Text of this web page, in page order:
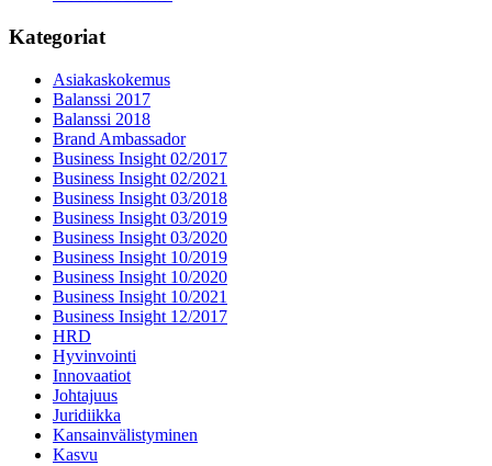
Kategoriat
Asiakaskokemus
Balanssi 2017
Balanssi 2018
Brand Ambassador
Business Insight 02/2017
Business Insight 02/2021
Business Insight 03/2018
Business Insight 03/2019
Business Insight 03/2020
Business Insight 10/2019
Business Insight 10/2020
Business Insight 10/2021
Business Insight 12/2017
HRD
Hyvinvointi
Innovaatiot
Johtajuus
Juridiikka
Kansainvälistyminen
Kasvu